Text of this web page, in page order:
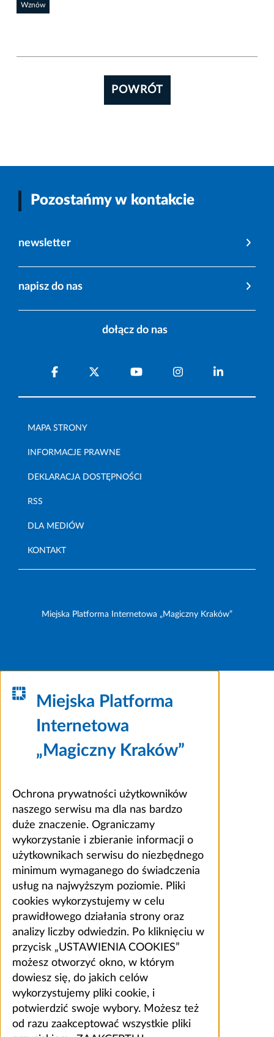
Wznów
POWRÓT
Pozostańmy w kontakcie
newsletter
napisz do nas
dołącz do nas
MAPA STRONY
INFORMACJE PRAWNE
DEKLARACJA DOSTĘPNOŚCI
RSS
DLA MEDIÓW
KONTAKT
Miejska Platforma Internetowa „Magiczny Kraków”
Miejska Platforma
Internetowa
„Magiczny Kraków”
Ochrona prywatności użytkowników
naszego serwisu ma dla nas bardzo
duże znaczenie. Ograniczamy
wykorzystanie i zbieranie informacji o
użytkownikach serwisu do niezbędnego
minimum wymaganego do świadczenia
usług na najwyższym poziomie. Pliki
cookies wykorzystujemy w celu
prawidłowego działania strony oraz
analizy liczby odwiedzin. Po kliknięciu w
przycisk „USTAWIENIA COOKIES”
możesz otworzyć okno, w którym
dowiesz się, do jakich celów
wykorzystujemy pliki cookie, i
potwierdzić swoje wybory. Możesz też
od razu zaakceptować wszystkie pliki